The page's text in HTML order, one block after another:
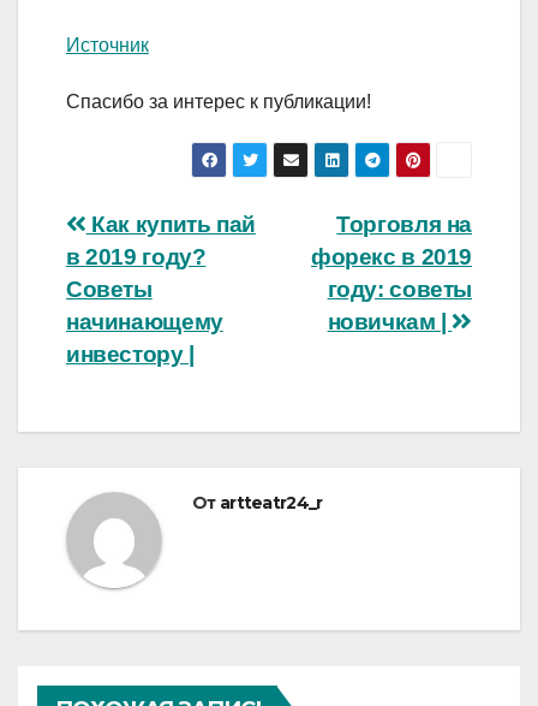
Источник
Спасибо за интерес к публикации!
Навигация
по
записям
Торговля на
форекс в 2019
году: советы
новичкам |
Как купить пай
в 2019 году?
Советы
начинающему
инвестору |
От artteatr24_r